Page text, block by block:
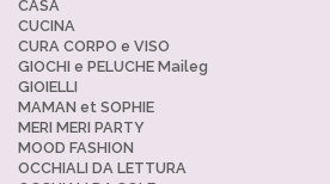
CASA
CUCINA
CURA CORPO e VISO
GIOCHI e PELUCHE Maileg
GIOIELLI
MAMAN et SOPHIE
MERI MERI PARTY
MOOD FASHION
OCCHIALI DA LETTURA